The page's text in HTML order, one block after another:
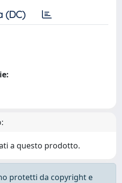
(DC)
a questo prodotto.
protetti da copyright e